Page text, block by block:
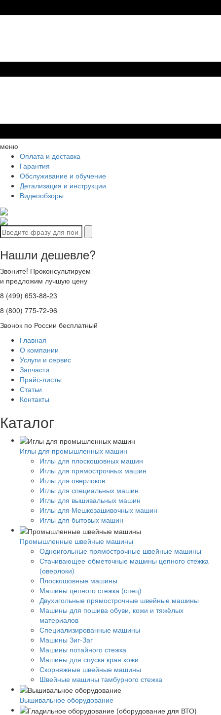
меню
Оплата и доставка
Гарантия
Обслуживание и обучение
Детализация и инструкции
Видеообзоры
Нашли дешевле?
Звоните! Проконсультируем
и предложим лучшую цену
8 (499) 653-88-23
8 (800) 775-72-96
Звонок по России бесплатный
Главная
О компании
Услуги и сервис
Запчасти
Прайс-листы
Статьи
Контакты
Каталог
Иглы для промышленных машин
Иглы для плоскошовных машин
Иглы для прямострочных машин
Иглы для оверлоков
Иглы для специальных машин
Иглы для вышивальных машин
Иглы для Мешкозашивочных машин
Иглы для бытовых машин
Промышленные швейные машины
Одноигольные прямострочные швейные машины
Стачивающее-обметочные машины цепного стежка
(оверлоки)
Плоскошовные машины
Машины цепного стежка (спец)
Двухигольные прямострочные швейные машины
Машины для пошива обуви, кожи и тяжёлых
материалов
Специализированные машины
Машины Зиг-Заг
Машины потайного стежка
Машины для спуска края кожи
Скорняжные швейные машины
Швейные машины тамбурного стежка
Вышивальное оборудование